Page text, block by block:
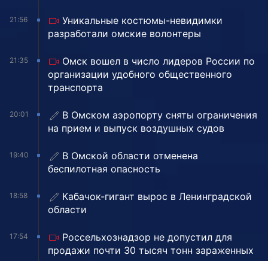
21:56
Уникальные костюмы-невидимки
разработали омские волонтеры
21:35
Омск вошел в число лидеров России по
организации удобного общественного
транспорта
20:01
В Омском аэропорту сняты ограничения
на прием и выпуск воздушных судов
19:40
В Омской области отменена
беспилотная опасность
18:58
Кабачок-гигант вырос в Ленинградской
области
17:54
Россельхознадзор не допустил для
продажи почти 30 тысяч тонн зараженных